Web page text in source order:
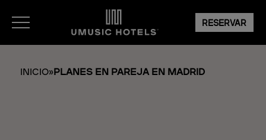
RESERVAR
INICIO»PLANES EN PAREJA EN MADRID